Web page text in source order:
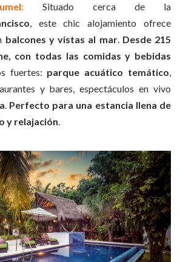
: Situado cerca de la
, este chic alojamiento ofrece
balcones y vistas al mar. Desde 215
con todas las comidas y bebidas
fuertes: parque acuático temático,
y bares, espectáculos en vivo
. Perfecto para una estancia llena de
y relajación.